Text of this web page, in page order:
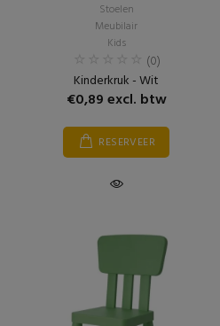
Stoelen
Meubilair
Kids
(0)
Kinderkruk - Wit
€0,89 excl. btw
RESERVEER